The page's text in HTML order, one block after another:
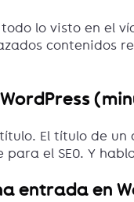
lo visto en el
contenidos
El título de
para el SEO. Y
entrada en